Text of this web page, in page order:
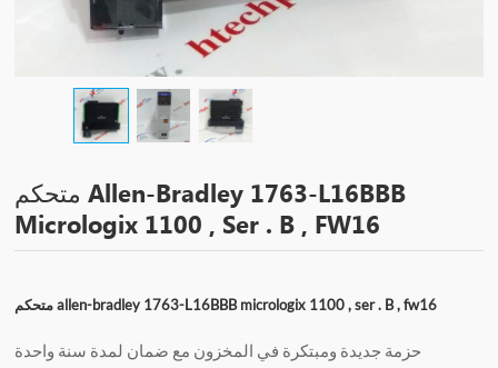
متحكم Allen-Bradley 1763-L16BBB
Micrologix 1100 , Ser . B , FW16
متحكم allen-bradley 1763-L16BBB micrologix 1100 , ser . B , fw16
حزمة جديدة ومبتكرة في المخزون مع ضمان لمدة سنة واحدة